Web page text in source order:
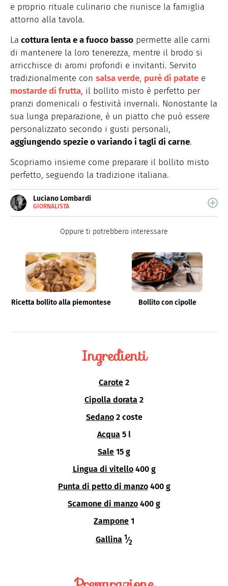
e proprio rituale culinario che riunisce la famiglia
attorno alla tavola.
La cottura lenta e a fuoco basso permette alle carni
di mantenere la loro tenerezza, mentre il brodo si
arricchisce di aromi profondi e invitanti. Servito
tradizionalmente con salsa verde, purè di patate e
mostarde di frutta, il bollito misto è perfetto per
pranzi domenicali o festività invernali. Nonostante la
sua lunga preparazione, è un piatto che può essere
personalizzato secondo i gusti personali,
aggiungendo spezie o variando i tagli di carne.
Scopriamo insieme come preparare il bollito misto
perfetto, seguendo la tradizione italiana.
Luciano Lombardi
GIORNALISTA
Giornalista professionista, oggi si occupa
Oppure ti potrebbero interessare
Ricetta bollito alla piemontese Bollito con cipolle
Ingredienti
Carote 2
Cipolla dorata 2
Sedano 2 coste
Acqua 5 l
Sale 15 g
Lingua di vitello 400 g
Punta di petto di manzo 400 g
Scamone di manzo 400 g
Zampone 1
Gallina 1⁄2